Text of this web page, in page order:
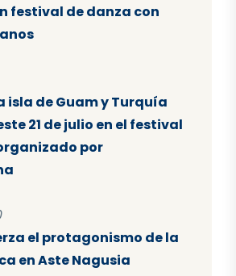
festival de danza con
isla de Guam y Turquía
21 de julio en el festival
por
el protagonismo de la
en Aste Nagusia